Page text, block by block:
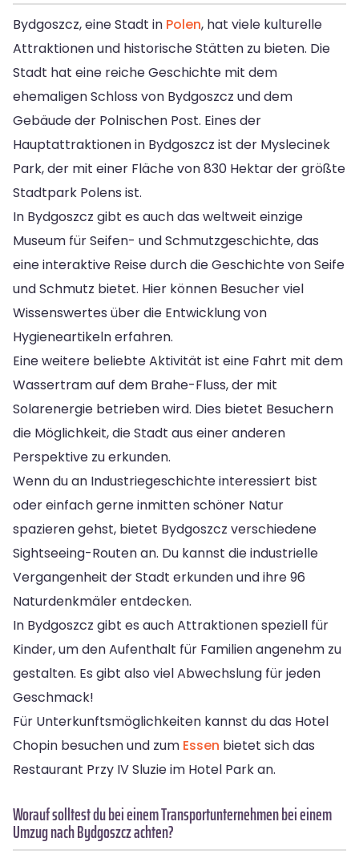
Bydgoszcz, eine Stadt in Polen, hat viele kulturelle
Attraktionen und historische Stätten zu bieten. Die
Stadt hat eine reiche Geschichte mit dem
ehemaligen Schloss von Bydgoszcz und dem
Gebäude der Polnischen Post. Eines der
Hauptattraktionen in Bydgoszcz ist der Myslecinek
Park, der mit einer Fläche von 830 Hektar der größte
Stadtpark Polens ist.
In Bydgoszcz gibt es auch das weltweit einzige
Museum für Seifen- und Schmutzgeschichte, das
eine interaktive Reise durch die Geschichte von Seife
und Schmutz bietet. Hier können Besucher viel
Wissenswertes über die Entwicklung von
Hygieneartikeln erfahren.
Eine weitere beliebte Aktivität ist eine Fahrt mit dem
Wassertram auf dem Brahe-Fluss, der mit
Solarenergie betrieben wird. Dies bietet Besuchern
die Möglichkeit, die Stadt aus einer anderen
Perspektive zu erkunden.
Wenn du an Industriegeschichte interessiert bist
oder einfach gerne inmitten schöner Natur
spazieren gehst, bietet Bydgoszcz verschiedene
Sightseeing-Routen an. Du kannst die industrielle
Vergangenheit der Stadt erkunden und ihre 96
Naturdenkmäler entdecken.
In Bydgoszcz gibt es auch Attraktionen speziell für
Kinder, um den Aufenthalt für Familien angenehm zu
gestalten. Es gibt also viel Abwechslung für jeden
Geschmack!
Für Unterkunftsmöglichkeiten kannst du das Hotel
Chopin besuchen und zum Essen bietet sich das
Restaurant Przy IV Sluzie im Hotel Park an.
Worauf solltest du bei einem Transportunternehmen bei einem
Umzug nach Bydgoszcz achten?